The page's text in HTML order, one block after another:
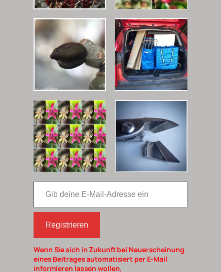
Gib deine E-Mail-Adresse ein
Registrieren
Wenn Sie sich in Zukunft bei Neuerscheinung
eines Beitrages automatisiert per E-Mail
informieren lassen wollen,